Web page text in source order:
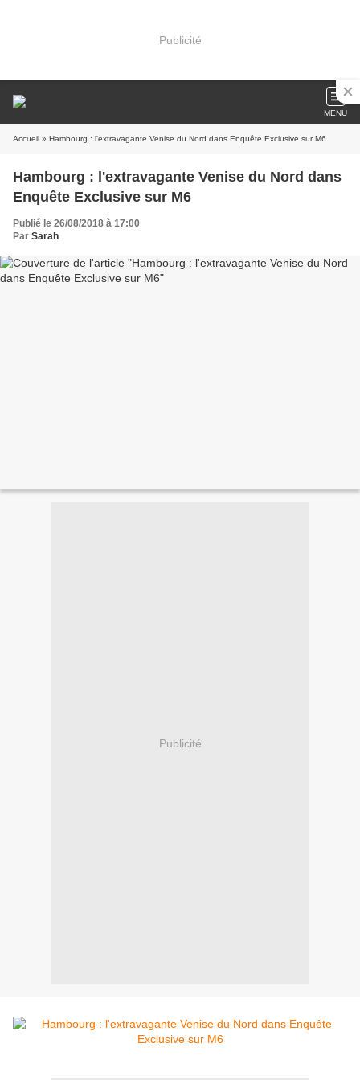
Publicité
MENU
Accueil » Hambourg : l'extravagante Venise du Nord dans Enquête Exclusive sur M6
Hambourg : l'extravagante Venise du Nord dans
Enquête Exclusive sur M6
Publié le 26/08/2018 à 17:00
Par Sarah
Publicité